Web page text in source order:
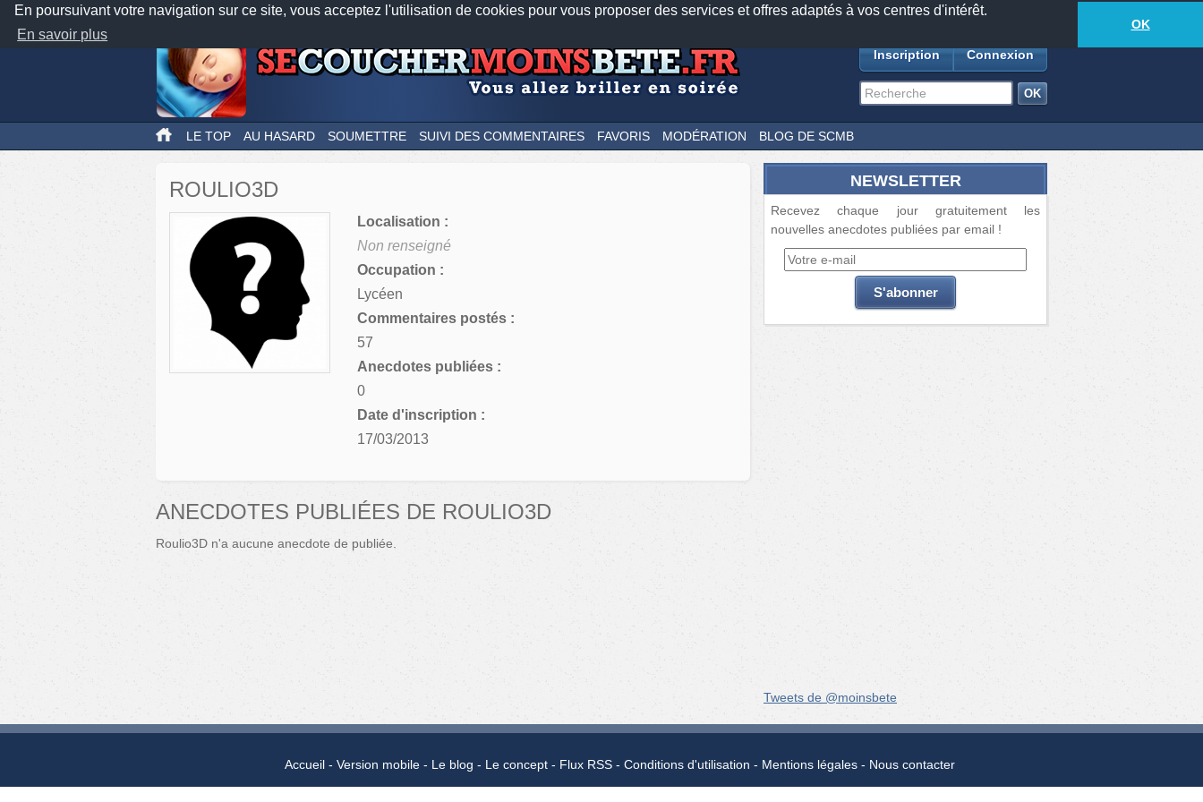
En poursuivant votre navigation sur ce site, vous acceptez l'utilisation de cookies pour vous proposer des services et offres adaptés à vos centres d'intérêt.
En savoir plus
OK
Nos applications mobiles Newsletter Facebook
TwitterFeeds18877anecdotes-338lecteurs connectés
Inscription Connexion
LE TOP AU HASARD SOUMETTRE SUIVI DES COMMENTAIRES FAVORIS MODÉRATION BLOG DE SCMB
ROULIO3D
Localisation :
Non renseigné
Occupation :
Lycéen
Commentaires postés :
57
Anecdotes publiées :
0
Date d'inscription :
17/03/2013
ANECDOTES PUBLIÉES DE ROULIO3D
Roulio3D n'a aucune anecdote de publiée.
NEWSLETTER
Recevez chaque jour gratuitement les
nouvelles anecdotes publiées par email !
Tweets de @moinsbete
Accueil Version mobile Le blog Le concept Flux RSS Conditions d'utilisation Mentions légales Nous contacter